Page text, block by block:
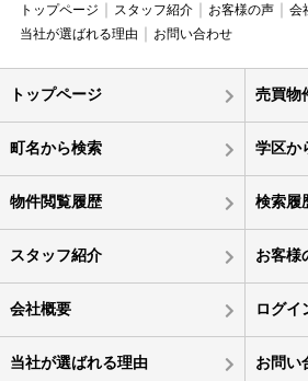
トップページ スタッフ紹介 お客様の声
会
当社が選ばれる理由
お問い合わせ
トップページ 売買物
町名から検索 学区か
物件閲覧履歴 検索履
スタッフ紹介 お客様
会社概要 ログイ
当社が選ばれる理由 お問い